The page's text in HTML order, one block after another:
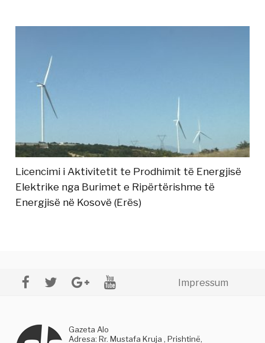
Licencimi i Aktivitetit te Prodhimit të Energjisë
Elektrike nga Burimet e Ripërtërishme të
Energjisë në Kosovë (Erës)
Impressum
Gazeta Alo
Adresa: Rr. Mustafa Kruja , Prishtinë,